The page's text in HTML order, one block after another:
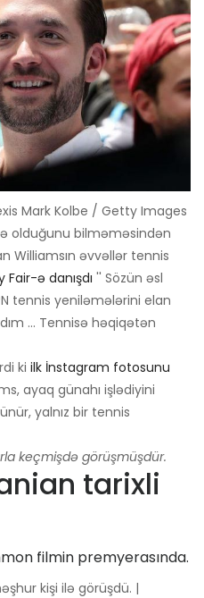
Mark Kolbe / Getty Images
olduğunu bilməməsindən
Williamsın əvvəllər tennis
Fair-ə danışdı '' Sözün əsl
tennis yeniləmələrini elan
... Tennisə həqiqətən
ki ilk İnstagram fotosunu
ayaq günahı işlədiyini
yalnız bir tennis
keçmişdə görüşmüşdür.
tarixli
kişi ilə görüşdü. |